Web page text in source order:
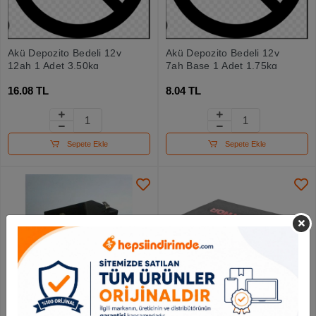
Akü Depozito Bedeli 12v
12ah 1 Adet 3,50kg
16.08 TL
Sepete Ekle
Akü Depozito Bedeli 12v
7ah Base 1 Adet 1.75kg
8.04 TL
Sepete Ekle